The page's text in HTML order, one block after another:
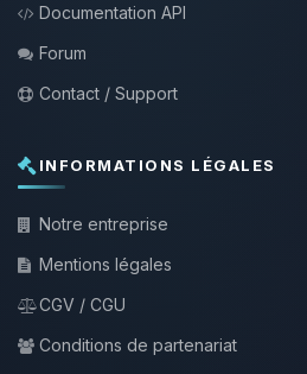
Documentation API
Forum
Contact / Support
INFORMATIONS LÉGALES
Notre entreprise
Mentions légales
CGV / CGU
Conditions de partenariat